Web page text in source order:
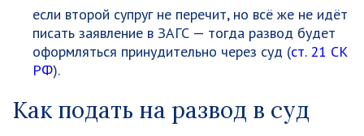
если второй супруг не перечит, но всё же не идёт
писать заявление в ЗАГС — тогда развод будет
оформляться принудительно через суд (ст. 21 СК
РФ).
Как подать на развод в суд